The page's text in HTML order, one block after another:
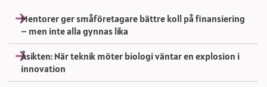
Mentorer ger småföretagare bättre koll på finansiering
– men inte alla gynnas lika
Åsikten: När teknik möter biologi väntar en explosion i
innovation